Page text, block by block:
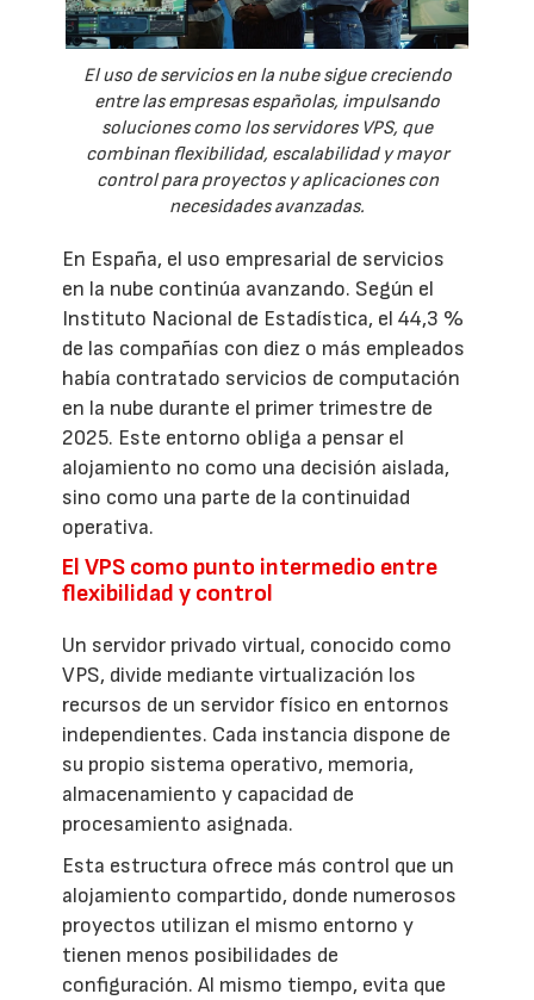
El uso de servicios en la nube sigue creciendo
entre las empresas españolas, impulsando
soluciones como los servidores VPS, que
combinan flexibilidad, escalabilidad y mayor
control para proyectos y aplicaciones con
necesidades avanzadas.
En España, el uso empresarial de servicios
en la nube continúa avanzando. Según el
Instituto Nacional de Estadística, el 44,3 %
de las compañías con diez o más empleados
había contratado servicios de computación
en la nube durante el primer trimestre de
2025. Este entorno obliga a pensar el
alojamiento no como una decisión aislada,
sino como una parte de la continuidad
operativa.
El VPS como punto intermedio entre
flexibilidad y control
Un servidor privado virtual, conocido como
VPS, divide mediante virtualización los
recursos de un servidor físico en entornos
independientes. Cada instancia dispone de
su propio sistema operativo, memoria,
almacenamiento y capacidad de
procesamiento asignada.
Esta estructura ofrece más control que un
alojamiento compartido, donde numerosos
proyectos utilizan el mismo entorno y
tienen menos posibilidades de
configuración. Al mismo tiempo, evita que